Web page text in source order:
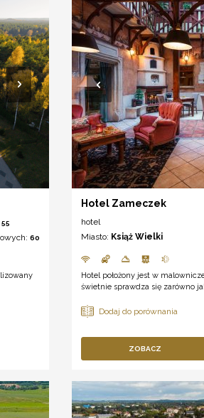
55
60
Hotel Zameczek
hotel
Miasto: Książ Wielki
Hotel położony jest w
świetnie sprawdza się zarówno
ZOBACZ